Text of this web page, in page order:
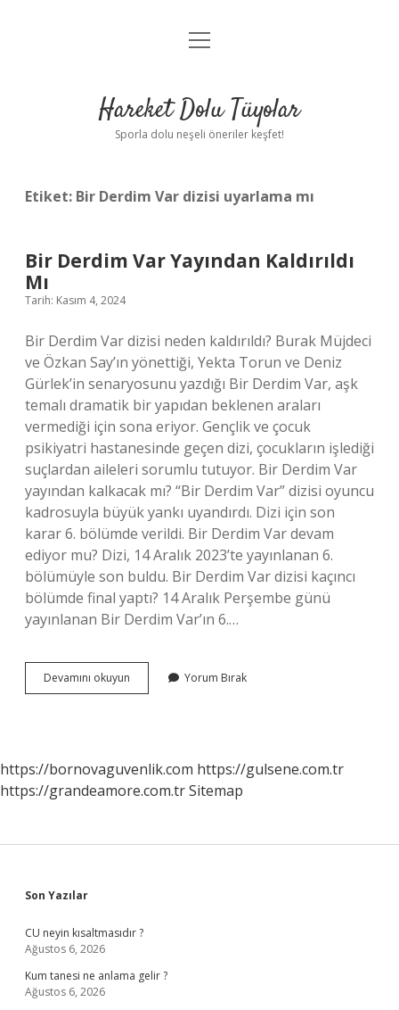
Anasayfa
Yasal Uyarı
menüyü
Hareket Dolu Tüyolar
Sporla dolu neşeli öneriler keşfet!
Etiket: Bir Derdim Var dizisi uyarlama mı
Bir Derdim Var Yayından Kaldırıldı
Mı
Tarih: Kasım 4, 2024
Bir Derdim Var dizisi neden kaldırıldı? Burak Müjdeci
ve Özkan Say’ın yönettiği, Yekta Torun ve Deniz
Gürlek’in senaryosunu yazdığı Bir Derdim Var, aşk
temalı dramatik bir yapıdan beklenen araları
vermediği için sona eriyor. Gençlik ve çocuk
psikiyatri hastanesinde geçen dizi, çocukların işlediği
suçlardan aileleri sorumlu tutuyor. Bir Derdim Var
yayından kalkacak mı? “Bir Derdim Var” dizisi oyuncu
kadrosuyla büyük yankı uyandırdı. Dizi için son
karar 6. bölümde verildi. Bir Derdim Var devam
ediyor mu? Dizi, 14 Aralık 2023’te yayınlanan 6.
bölümüyle son buldu. Bir Derdim Var dizisi kaçıncı
bölümde final yaptı? 14 Aralık Perşembe günü
yayınlanan Bir Derdim Var’ın 6.…
Devamını okuyun
Derdim
Yorum Bırak
https://bornovaguvenlik.com https://gulsene.com.tr
https://grandeamore.com.trSitemap
Sidebar
Son Yazılar
CU neyin kısaltmasıdır ?
Ağustos 6, 2026
Kum tanesi ne anlama gelir ?
Ağustos 6, 2026